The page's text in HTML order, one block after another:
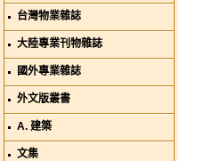
台灣物業雜誌
大陸專業刊物雜誌
國外專業雜誌
外文版叢書
A. 建築
文集